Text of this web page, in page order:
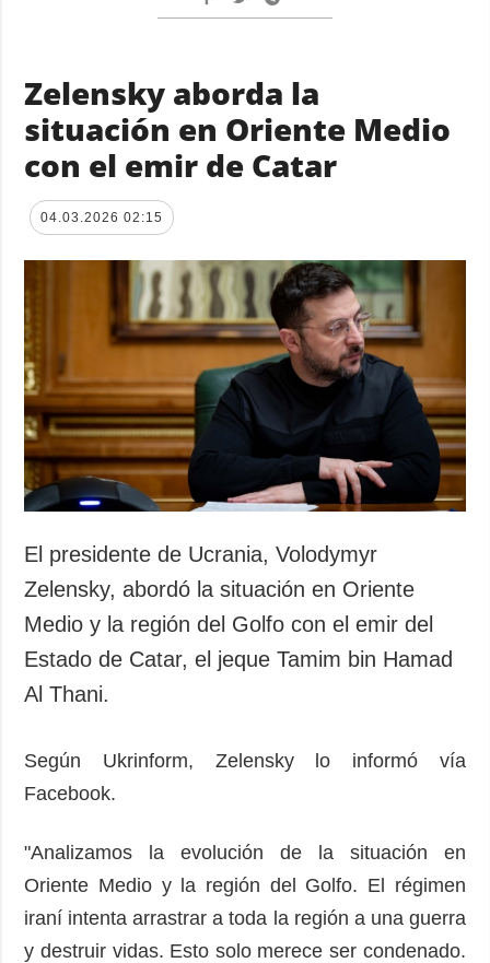
Zelensky aborda la
situación en Oriente Medio
con el emir de Catar
04.03.2026 02:15
El presidente de Ucrania, Volodymyr
Zelensky, abordó la situación en Oriente
Medio y la región del Golfo con el emir del
Estado de Catar, el jeque Tamim bin Hamad
Al Thani.
Según Ukrinform, Zelensky lo informó vía
Facebook.
"Analizamos la evolución de la situación en
Oriente Medio y la región del Golfo. El régimen
iraní intenta arrastrar a toda la región a una guerra
y destruir vidas. Esto solo merece ser condenado.